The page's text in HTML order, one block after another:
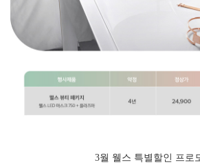
3월 웰스 특별할인 프로